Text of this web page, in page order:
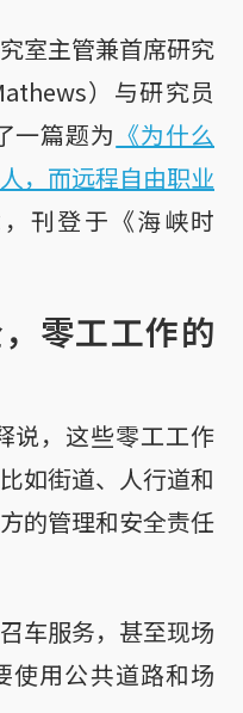
室主管兼首席研究
）与研究员
一篇题为 《为什么
，而远程自由职业
刊登于《海峡时
零工工作的
说，这些零工工作
如街道、人行道和
的管理和安全责任
车服务，甚至现场
使用公共道路和场